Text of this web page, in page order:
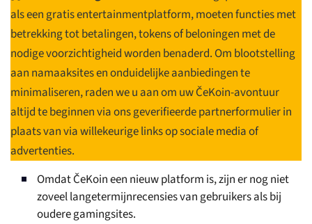
als een gratis entertainmentplatform, moeten functies met
betrekking tot betalingen, tokens of beloningen met de
nodige voorzichtigheid worden benaderd. Om blootstelling
aan namaaksites en onduidelijke aanbiedingen te
minimaliseren, raden we u aan om uw ČeKoin-avontuur
altijd te beginnen via ons geverifieerde partnerformulier in
plaats van via willekeurige links op sociale media of
advertenties.
Omdat ČeKoin een nieuw platform is, zijn er nog niet
zoveel langetermijnrecensies van gebruikers als bij
oudere gamingsites.